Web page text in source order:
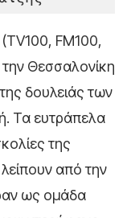
FM100,
την Θεσσαλονίκη
δουλειάς των
Τα ευτράπελα
της
από την
ως ομάδα